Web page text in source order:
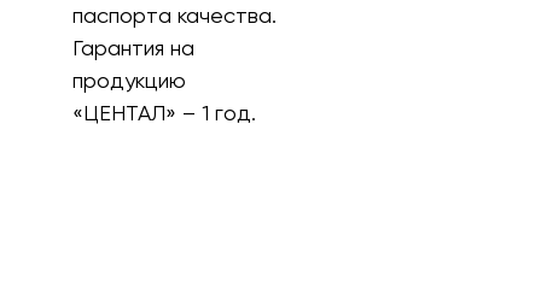
паспорта качества.
Гарантия на
продукцию
«ЦЕНТАЛ» – 1 год.